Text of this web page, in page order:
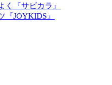
く『サビカラ』
『JOYKIDS』